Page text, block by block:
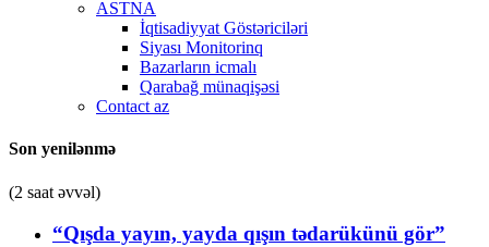
ASTNA
İqtisadiyyat Göstəriciləri
Siyası Monitorinq
Bazarların icmalı
Qarabağ münaqişəsi
Contact az
Son yenilənmə
(2 saat əvvəl)
“Qışda yayın, yayda qışın tədarükünü gör”